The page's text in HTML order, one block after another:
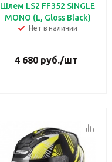
Шлем LS2 FF352 SINGLE
MONO (L, Gloss Black)
Нет в наличии
4 680 руб./шт